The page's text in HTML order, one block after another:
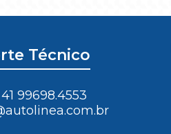
Técnico
99698.4553